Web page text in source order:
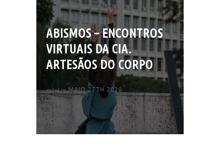
ABISMOS – ENCONTROS
VIRTUAIS DA CIA.
ARTESÃOS DO CORPO
posted on MAIO 27TH 2020